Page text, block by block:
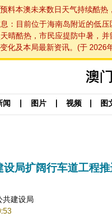
料本澳未来数日天气持续酷
：目前位于海南岛附近的低
晴酷热，市民应提防中暑，
化及本局最新资讯。(于 2026
闻 图片 视频 图
设局扩阔行车道工程
共建设局